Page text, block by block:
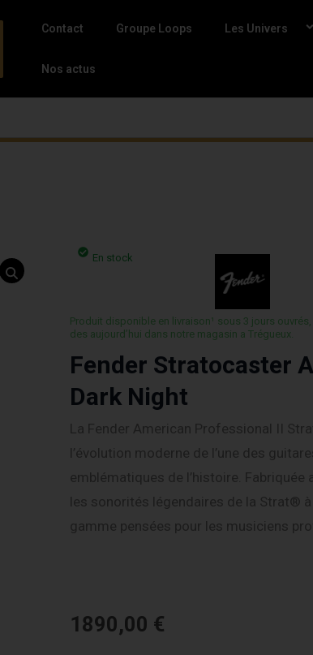
Contact Groupe Loops Les Univers
Nos actus
En stock
Produit disponible en livraison¹ sous 3 jours
des aujourd’hui dans notre magasin a Trégueux.
Fender Stratocaster
Dark Night
La Fender American Professional II
l’évolution moderne de l’une des
emblématiques de l’histoire. Fabriquée
les sonorités légendaires de la Strat®
gamme pensées pour les musiciens
1890,00 €